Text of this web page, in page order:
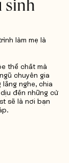
sinh
làm mẹ là
thể chất mà
chuyên gia
nghe, chia
đến những cử
sẽ là nơi bạn